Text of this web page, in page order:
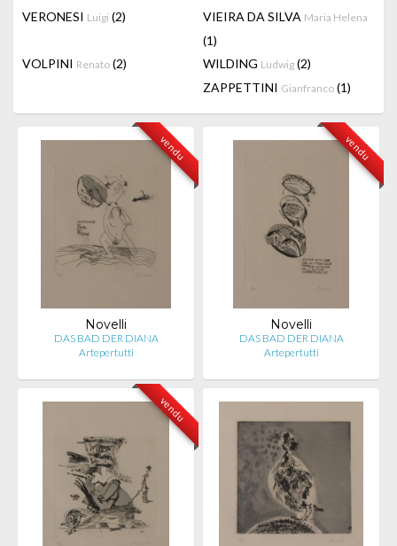
VERONESI Luigi (2) VIEIRA DA SILVA Maria Helena
(1)
VOLPINI Renato (2) WILDING Ludwig (2)
ZAPPETTINI Gianfranco (1)
vendu
Novelli
DAS BAD DER DIANA
Artepertutti
vendu
Novelli
DAS BAD DER DIANA
Artepertutti
vendu